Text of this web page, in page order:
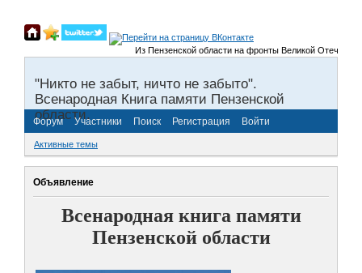
Из Пензенской области на фронты Великой
"Никто не забыт, ничто не забыто".
Всенародная Книга памяти Пензенской
области.
Форум Участники Поиск Регистрация Войти
Активные темы
Объявление
Всенародная книга памяти
Пензенской области